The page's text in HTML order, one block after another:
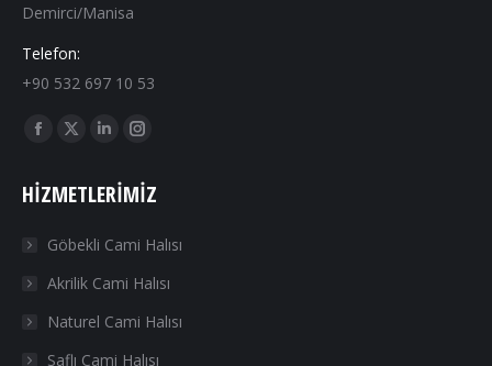
Demirci/Manisa
Telefon:
+90 532 697 10 53
Find us on:
Facebook
opens
new
window
X
opens
new
window
Linkedin
opens
new
window
Instagram
opens
new
window
HIZMETLERIMIZ
Göbekli Cami Halısı
Akrilik Cami Halısı
Naturel Cami Halısı
Saflı Cami Halısı